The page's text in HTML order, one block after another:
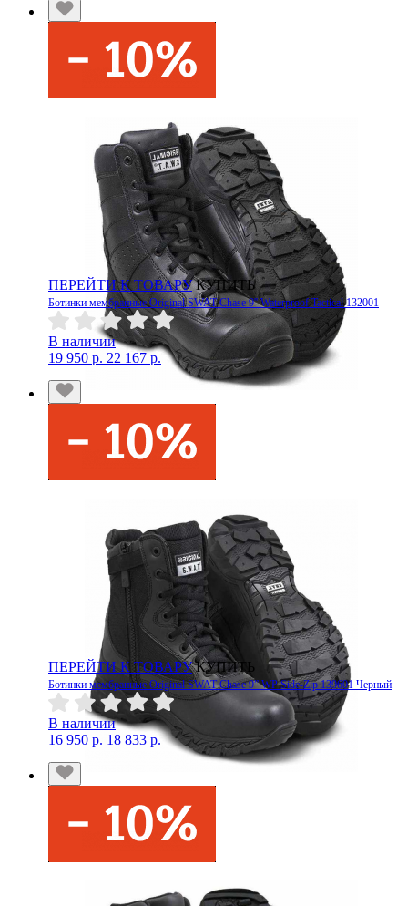
ПЕРЕЙТИ К ТОВАРУ КУПИТЬ
Ботинки мембранные Original SWAT Chase 9'' Waterproof Tactical 132001
В наличии
19 950 р. 22 167 р.
ПЕРЕЙТИ К ТОВАРУ КУПИТЬ
Ботинки мембранные Original SWAT Chase 9” WP Side-Zip 139601 Черный
В наличии
16 950 р. 18 833 р.